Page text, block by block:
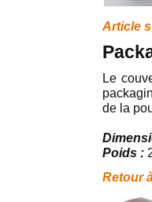
Article
Le
de la
Poids :
Retour